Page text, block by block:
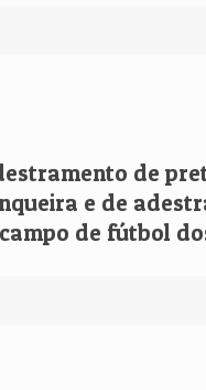
de
e de
de fútbol